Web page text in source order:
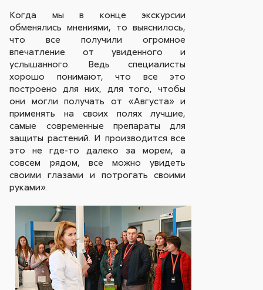
Когда мы в конце экскурсии
обменялись мнениями, то выяснилось,
что все получили огромное
впечатление от увиденного и
услышанного. Ведь специалисты
хорошо понимают, что все это
построено для них, для того, чтобы
они могли получать от «Августа» и
применять на своих полях лучшие,
самые современные препараты для
защиты растений. И производится все
это не где-то далеко за морем, а
совсем рядом, все можно увидеть
своими глазами и потрогать своими
руками».